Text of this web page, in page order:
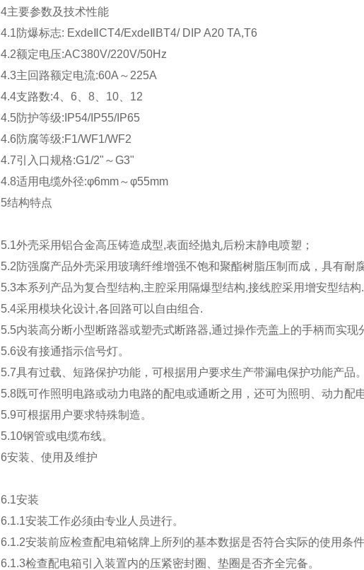
4主要参数及技术性能
4.1防爆标志: ExdeⅡCT4/ExdeⅡBT4/ DIP A20 TA,T6
4.2额定电压:AC380V/220V/50Hz
4.3主回路额定电流:60A～225A
4.4支路数:4、6、8、10、12
4.5防护等级:IP54/IP55/IP65
4.6防腐等级:F1/WF1/WF2
4.7引入口规格:G1/2"～G3"
4.8适用电缆外径:φ6mm～φ55mm
5结构特点
5.1外壳采用铝合金高压铸造成型,表面经抛丸后粉末静电喷塑；
5.2防强腐产品外壳采用玻璃纤维增强不饱和聚酯树脂压制而成，具有耐
5.3本系列产品为复合型结构,主腔采用隔爆型结构,接线腔采用增安型结构.
5.4采用模块化设计,各回路可以自由组合.
5.5内装高分断小型断路器或塑壳式断路器,通过操作壳盖上的手柄而实现
5.6设有接通指示信号灯。
5.7具有过载、短路保护功能，可根据用户要求生产带漏电保护功能产品。
5.8既可作照明电路或动力电路的配电或通断之用，还可为照明、动力配
5.9可根据用户要求特殊制造。
5.10钢管或电缆布线。
6安装、使用及维护
6.1安装
6.1.1安装工作必须由专业人员进行。
6.1.2安装前应检查配电箱铭牌上所列的基本数据是否符合实际的使用条件
6.1.3检查配电箱引入装置内的压紧密封圈、垫圈是否齐全完备。